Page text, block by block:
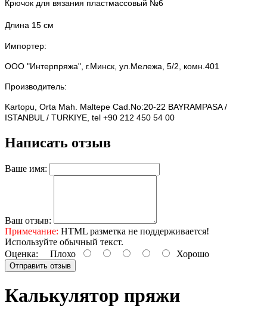
Крючок для вязания пластмассовый №6
Длина 15 см
Импортер:
ООО "Интерпряжа", г.Минск, ул.Мележа, 5/2, комн.401
Производитель:
Kartopu, Orta Mah. Maltepe Cad.No:20-22 BAYRAMPASA /
ISTANBUL / TURKIYE, tel +90 212 450 54 00
Написать отзыв
Ваше имя:
Ваш отзыв:
Примечание: HTML разметка не поддерживается!
Используйте обычный текст.
Оценка: Плохо Хорошо
Отправить отзыв
Калькулятор пряжи